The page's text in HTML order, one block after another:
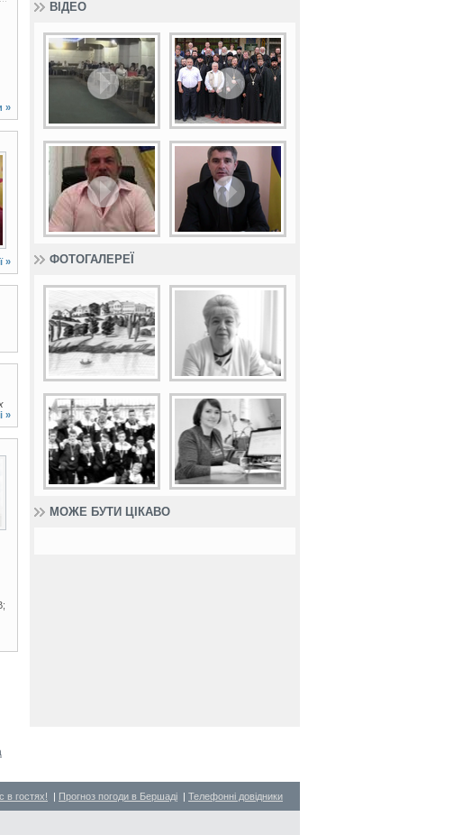
»
»
»
ВІДЕО
ФОТОГАЛЕРЕЇ
МОЖЕ БУТИ ЦІКАВО
в гостях! | Прогноз погоди в Бершаді | Телефонні довідники